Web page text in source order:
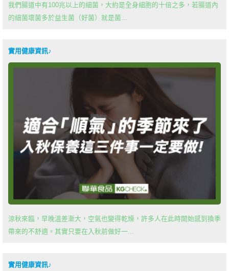
我們腸道中有100兆以上的細菌，大約是全身細胞的十倍之多，若腸道內
的細菌壞菌多於益生菌（好菌）就是菌...
實用健康資訊♪
涼秋來臨，早晚溫差漸大，空氣也變得乾燥，許多人在此時開始感到換季
帶來的不舒適。其實只要在入秋前做好一...
實用健康資訊♪